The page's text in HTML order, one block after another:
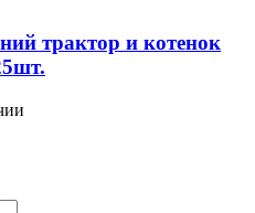
трактор и котенок